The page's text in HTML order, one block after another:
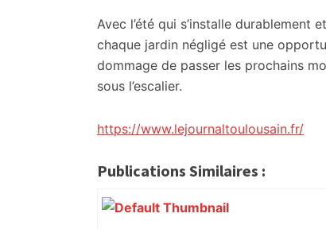
Avec l’été qui s’installe durablement
chaque jardin négligé est une
dommage de passer les prochains
sous l’escalier.
https://www.lejournaltoulousain.fr/
Publications Similaires :